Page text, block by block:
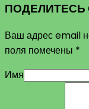
Ваш адрес email
поля помечены *
Имя